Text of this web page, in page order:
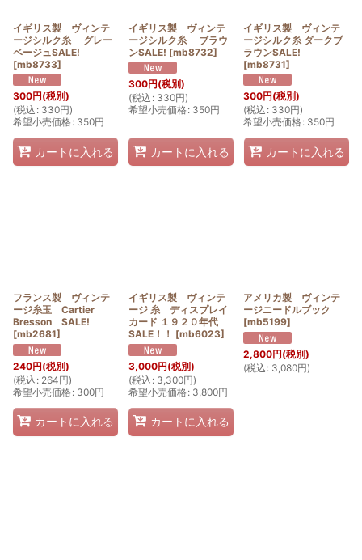
イギリス製 ヴィンテ
ージシルク糸 グレー
ベージュSALE!
[mb8733]
300円(税別)
(税込 : 330円)
希望小売価格: 350円
カートに入れる
イギリス製 ヴィンテ
ージシルク糸 ブラウ
ンSALE! [mb8732]
300円(税別)
(税込 : 330円)
希望小売価格: 350円
カートに入れる
イギリス製 ヴィンテ
ージシルク糸 ダークブ
ラウンSALE!
[mb8731]
300円(税別)
(税込 : 330円)
希望小売価格: 350円
カートに入れる
フランス製 ヴィンテ
ージ糸玉 Cartier
Bresson SALE!
[mb2681]
240円(税別)
(税込 : 264円)
希望小売価格: 300円
カートに入れる
イギリス製 ヴィンテ
ージ 糸 ディスプレイ
カード １９２０年代
SALE！！ [mb6023]
3,000円(税別)
(税込 : 3,300円)
希望小売価格: 3,800円
カートに入れる
アメリカ製 ヴィンテ
ージニードルブック
[mb5199]
2,800円(税別)
(税込 : 3,080円)